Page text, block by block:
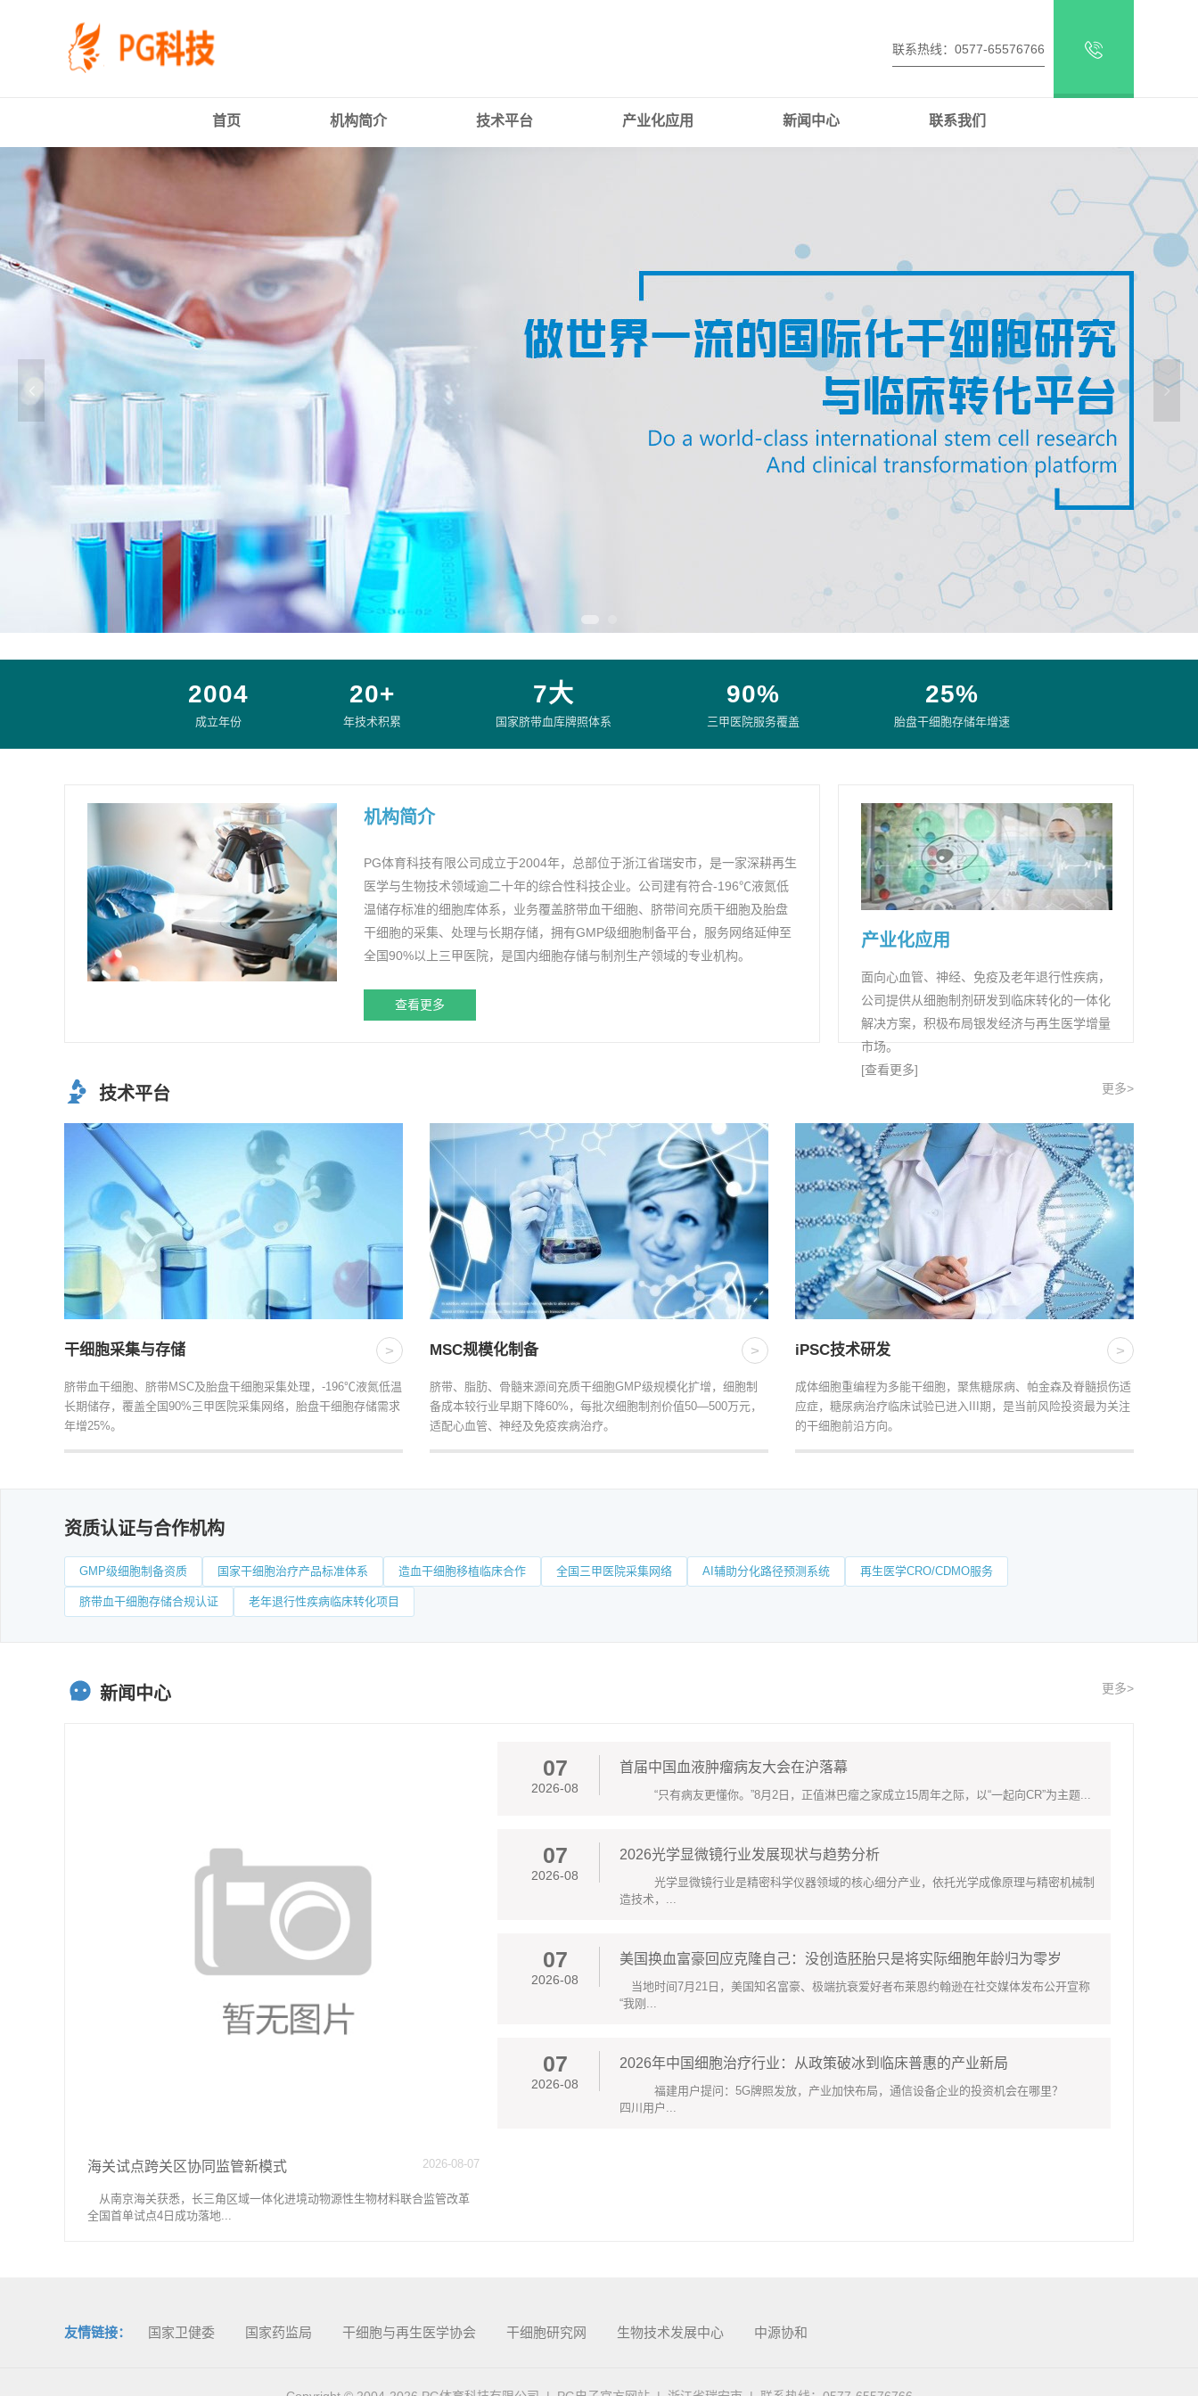
司-
网
站
联系热线：0577-65576766
首页 机构简介 技术平台 产业化应用 新闻中心 联系我们
2004
成立年份
20+
年技术积累
7大
国家脐带血库牌照体系
90%
三甲医院服务覆盖
25%
胎盘干细胞存储年增速
机构简介
PG体育科技有限公司成立于2004年，总部位于浙江省瑞安市，是一家深耕再生
医学与生物技术领域逾二十年的综合性科技企业。公司建有符合-196℃液氮低
温储存标准的细胞库体系，业务覆盖脐带血干细胞、脐带间充质干细胞及胎盘
干细胞的采集、处理与长期存储，拥有GMP级细胞制备平台，服务网络延伸至
全国90%以上三甲医院，是国内细胞存储与制剂生产领域的专业机构。
查看更多
产业化应用
面向心血管、神经、免疫及老年退行性疾病，
公司提供从细胞制剂研发到临床转化的一体化
解决方案，积极布局银发经济与再生医学增量
市场。
[查看更多]
技术平台 更多>
干细胞采集与存储 >
脐带血干细胞、脐带MSC及胎盘干细胞采集处理，-196℃液氮低温
长期储存，覆盖全国90%三甲医院采集网络，胎盘干细胞存储需求
年增25%。
MSC规模化制备 >
脐带、脂肪、骨髓来源间充质干细胞GMP级规模化扩增，细胞制
备成本较行业早期下降60%，每批次细胞制剂价值50—500万元，
适配心血管、神经及免疫疾病治疗。
iPSC技术研发 >
成体细胞重编程为多能干细胞，聚焦糖尿病、帕金森及脊髓损伤适
应症，糖尿病治疗临床试验已进入III期，是当前风险投资最为关注
的干细胞前沿方向。
资质认证与合作机构
GMP级细胞制备资质 国家干细胞治疗产品标准体系 造血干细胞移植临床合作 全国三甲医院采集网络 AI辅助分化路径预测系统 再生医学CRO/CDMO服务
脐带血干细胞存储合规认证 老年退行性疾病临床转化项目
新闻中心 更多>
2026-08-07
海关试点跨关区协同监管新模式
从南京海关获悉，长三角区域一体化进境动物源性生物材料联合监管改革
全国首单试点4日成功落地...
07
2026-08
首届中国血液肿瘤病友大会在沪落幕
“只有病友更懂你。”8月2日，正值淋巴瘤之家成立15周年之际，以“一起向CR”为主题...
07
2026-08
2026光学显微镜行业发展现状与趋势分析
光学显微镜行业是精密科学仪器领域的核心细分产业，依托光学成像原理与精密机械制
造技术，...
07
2026-08
美国换血富豪回应克隆自己：没创造胚胎只是将实际细胞年龄归为零岁
当地时间7月21日，美国知名富豪、极端抗衰爱好者布莱恩约翰逊在社交媒体发布公开宣称
“我刚...
07
2026-08
2026年中国细胞治疗行业：从政策破冰到临床普惠的产业新局
福建用户提问：5G牌照发放，产业加快布局，通信设备企业的投资机会在哪里？
四川用户...
友情链接： 国家卫健委 国家药监局 干细胞与再生医学协会 干细胞研究网 生物技术发展中心 中源协和